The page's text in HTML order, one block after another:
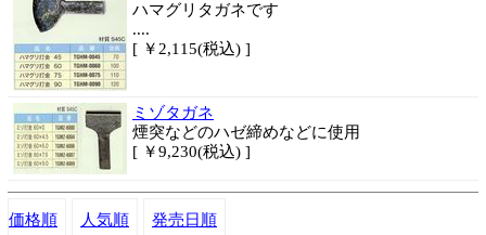
ハマグリタガネです
....
[ ￥2,115(税込) ]
ミゾタガネ
煙突などのハゼ締めなどに使用
[ ￥9,230(税込) ]
価格順 人気順 発売日順